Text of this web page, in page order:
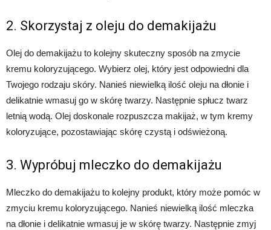
2. Skorzystaj z oleju do demakijażu
Olej do demakijażu to kolejny skuteczny sposób na zmycie
kremu koloryzującego. Wybierz olej, który jest odpowiedni dla
Twojego rodzaju skóry. Nanieś niewielką ilość oleju na dłonie i
delikatnie wmasuj go w skórę twarzy. Następnie spłucz twarz
letnią wodą. Olej doskonale rozpuszcza makijaż, w tym kremy
koloryzujące, pozostawiając skórę czystą i odświeżoną.
3. Wypróbuj mleczko do demakijażu
Mleczko do demakijażu to kolejny produkt, który może pomóc w
zmyciu kremu koloryzującego. Nanieś niewielką ilość mleczka
na dłonie i delikatnie wmasuj je w skórę twarzy. Następnie zmyj